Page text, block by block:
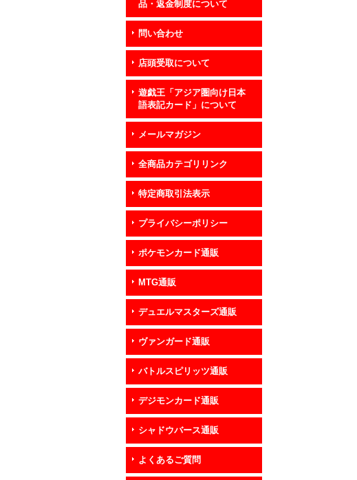
品・返金制度について
問い合わせ
店頭受取について
遊戯王「アジア圏向け日本
語表記カード」について
メールマガジン
全商品カテゴリリンク
特定商取引法表示
プライバシーポリシー
ポケモンカード通販
MTG通販
デュエルマスターズ通販
ヴァンガード通販
バトルスピリッツ通販
デジモンカード通販
シャドウバース通販
よくあるご質問